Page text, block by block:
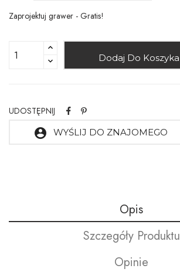
Zaprojektuj grawer - Gratis!
Dodaj Do Koszyka
UDOSTĘPNIJ
account_circle WYŚLIJ DO ZNAJOMEGO
Opis
Szczegóły Produktu
Opinie